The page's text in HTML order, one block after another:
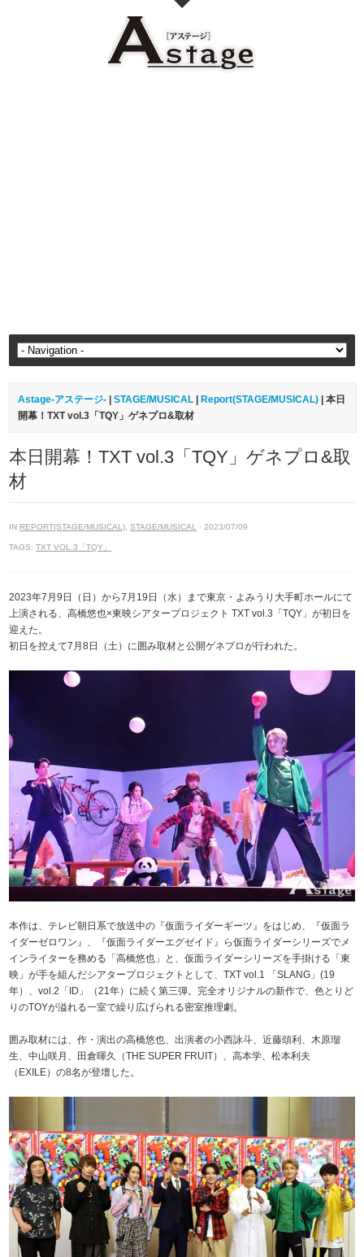
Astage-アステージ- |STAGE/MUSICAL Report(STAGE/MUSICAL) | 本日
開幕！TXT vol.3「TQY」ゲネプロ&取材
本日開幕！TXT vol.3「TQY」ゲネプロ&取
材
IN REPORT(STAGE/MUSICAL) ,STAGE/MUSICAL · 2023/07/09
TAGS:TXT VOL.3「TQY」
2023年7月9日（日）から7月19日（水）まで東京・よみうり大手町ホールにて
上演される、高橋悠也×東映シアタープロジェクト TXT vol.3「TQY」が初日を
迎えた。
初日を控えて7月8日（土）に囲み取材と公開ゲネプロが行われた。
本作は、テレビ朝日系で放送中の『仮面ライダーギーツ』をはじめ、『仮面ラ
イダーゼロワン』、『仮面ライダーエグゼイド』ら仮面ライダーシリーズでメ
インライターを務める「高橋悠也」と、仮面ライダーシリーズを手掛ける「東
映」が手を組んだシアタープロジェクトとして、TXT vol.1 「SLANG」(19
年）、vol.2「ID」（21年）に続く第三弾。完全オリジナルの新作で、色とりど
りのTOYが溢れる一室で繰り広げられる密室推理劇。
囲み取材には、作・演出の高橋悠也、出演者の小西詠斗、近藤頌利、木原瑠
生、中山咲月、田倉暉久（THE SUPER FRUIT）、高本学、松本利夫
（EXILE）の8名が登壇した。